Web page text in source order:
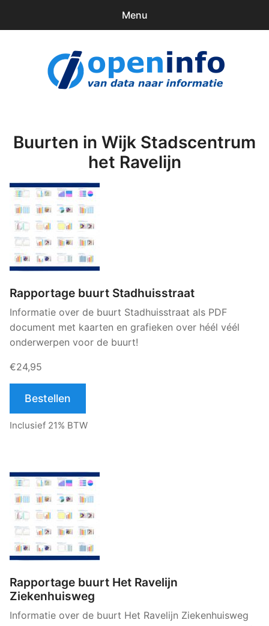
Menu
Downloads
Buurten in Wijk Stadscentrum
het Ravelijn
Rapportage buurt Stadhuisstraat
Informatie over de buurt Stadhuisstraat als PDF
document met kaarten en grafieken over héél véél
onderwerpen voor de buurt!
€24,95
Bestellen
Inclusief 21% BTW
Rapportage buurt Het Ravelijn
Ziekenhuisweg
Informatie over de buurt Het Ravelijn Ziekenhuisweg